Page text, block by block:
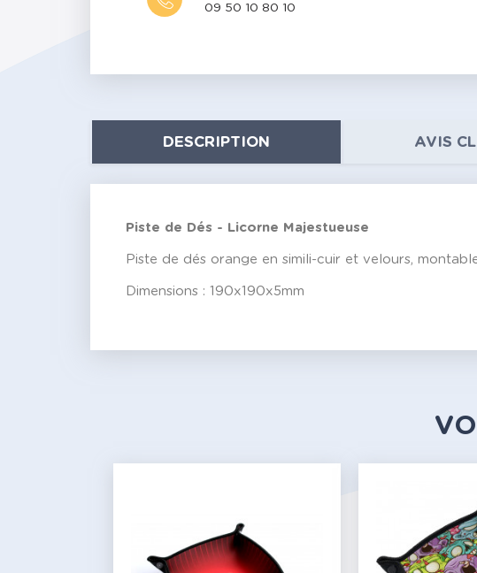
09 50 10 80 10
DESCRIPTION AVIS
Piste de Dés - Licorne Majestueuse
Piste de dés orange en simili-cuir et velours,
Dimensions : 190x190x5mm